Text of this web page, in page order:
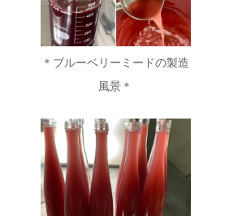
＊ブルーベリーミードの製造
風景＊